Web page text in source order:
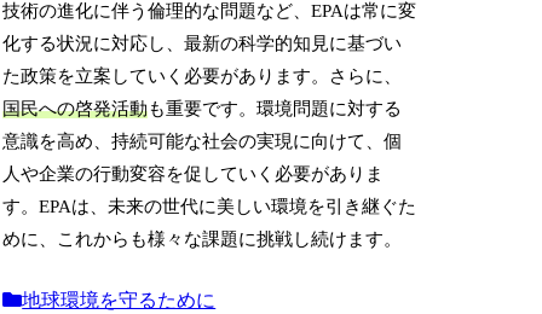
技術の進化に伴う倫理的な問題など、EPAは常に変
化する状況に対応し、最新の科学的知見に基づい
た政策を立案していく必要があります。さらに、
国民への啓発活動も重要です。環境問題に対する
意識を高め、持続可能な社会の実現に向けて、個
人や企業の行動変容を促していく必要がありま
す。EPAは、未来の世代に美しい環境を引き継ぐた
めに、これからも様々な課題に挑戦し続けます。
地球環境を守るために